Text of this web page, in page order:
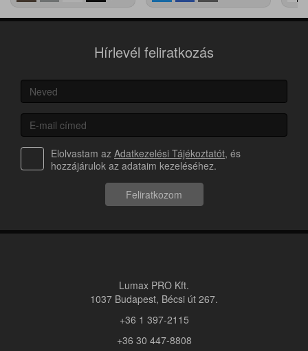
Hírlevél feliratkozás
Elolvastam az Adatkezelési Tájékoztatót, és
hozzájárulok az adataim kezeléséhez.
Feliratkozom
Lumax PRO Kft.
1037 Budapest, Bécsi út 267.
+36 1 397-2115
+36 30 447-8808